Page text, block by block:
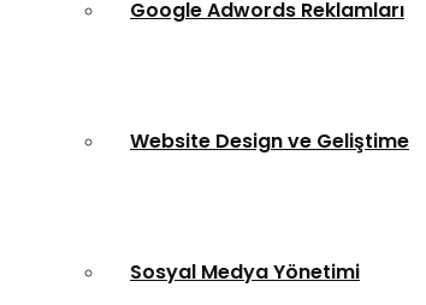
Google Adwords Reklamları
Website Design ve Geliştime
Sosyal Medya Yönetimi